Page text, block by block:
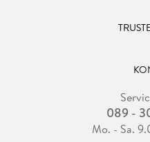
089 -
Mo. - Sa.